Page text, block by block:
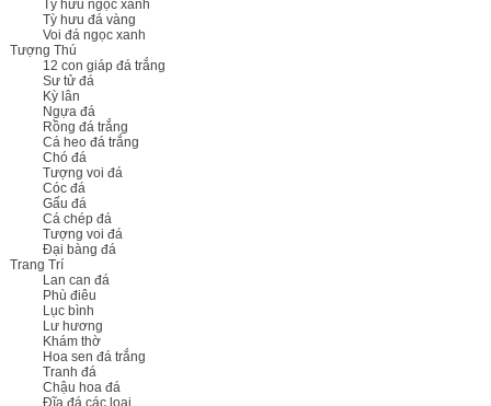
Tỳ hưu ngọc xanh
Tỳ hưu đá vàng
Voi đá ngọc xanh
Tượng Thú
12 con giáp đá trắng
Sư tử đá
Kỳ lân
Ngựa đá
Rồng đá trắng
Cá heo đá trắng
Chó đá
Tượng voi đá
Cóc đá
Gấu đá
Cá chép đá
Tượng voi đá
Đại bàng đá
Trang Trí
Lan can đá
Phù điêu
Lục bình
Lư hương
Khám thờ
Hoa sen đá trắng
Tranh đá
Chậu hoa đá